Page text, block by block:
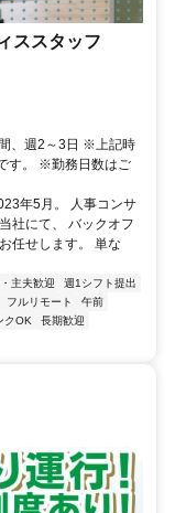
ススタッフ
、週2～3日 ※上記時
す。 ※勤務日数はご
年5月。 人事コンサ
社にて、 バックオフ
任せします。 単な
主夫歓迎
週1シフト提出
フルリモート
午前
クOK
長期歓迎